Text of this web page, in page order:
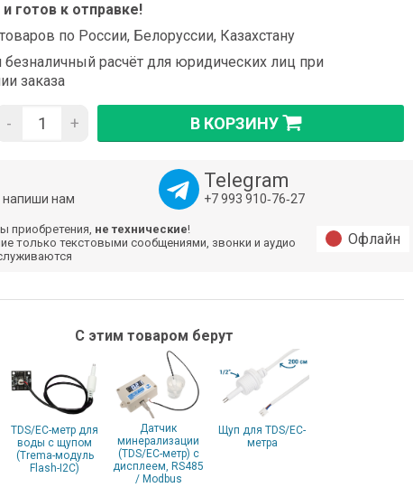
и готов к отправке!
по России, Белоруссии, Казахстану
расчёт для юридических лиц при
заказа
- + В КОРЗИНУ
нам
Telegram
+7 993 910‑76‑27
приобретения, не технические!
только текстовыми сообщениями, звонки и аудио
Офлайн
С этим товаром берут
TDS/EC-метр для
воды с щупом
(Trema-модуль
Flash-I2C)
Датчик
минерализации
(TDS/EC-метр) с
дисплеем, RS485
/ Modbus
Щуп для TDS/EC-
метра